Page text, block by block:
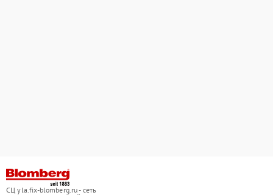
СЦ yla.fix-blomberg.ru - сеть